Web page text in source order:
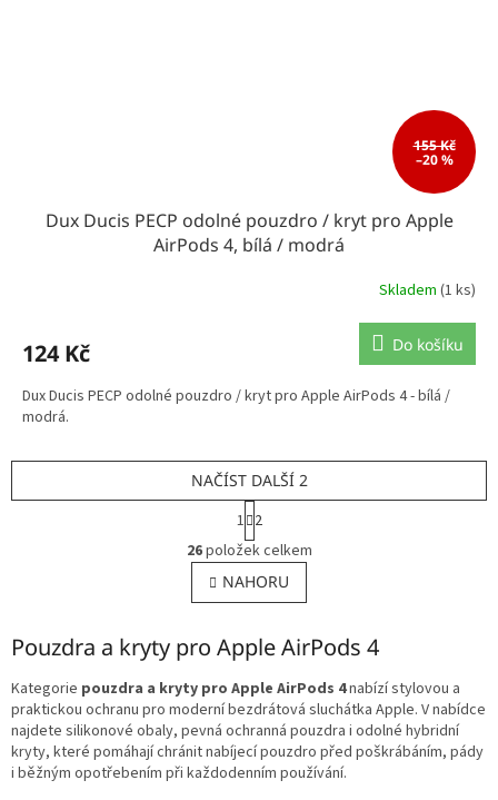
155 Kč
–20 %
Dux Ducis PECP odolné pouzdro / kryt pro Apple
AirPods 4, bílá / modrá
Skladem (1 ks)
124 Kč Do košíku
Dux Ducis PECP odolné pouzdro / kryt pro Apple AirPods 4 - bílá /
modrá.
O
v
l
á
a
c
í
p
r
v
k
NAČÍST DALŠÍ 2
S
t
r
á
n
k
v
á
í
1 2
26položek celkem
NAHORU
Pouzdra a kryty pro Apple AirPods 4
Kategorie pouzdra a kryty pro Apple AirPods 4nabízí stylovou a
praktickou ochranu pro moderní bezdrátová sluchátka Apple. V nabídce
najdete silikonové obaly, pevná ochranná pouzdra i odolné hybridní
kryty, které pomáhají chránit nabíjecí pouzdro před poškrábáním, pády
i běžným opotřebením při každodenním používání.